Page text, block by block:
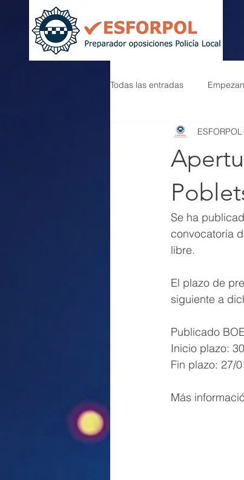
Todas las entradas
ESFORPOL
Se ha
convocatoria
libre.
El plazo de
siguiente a
Publicado
Inicio plazo:
Fin plazo: 27/
Más